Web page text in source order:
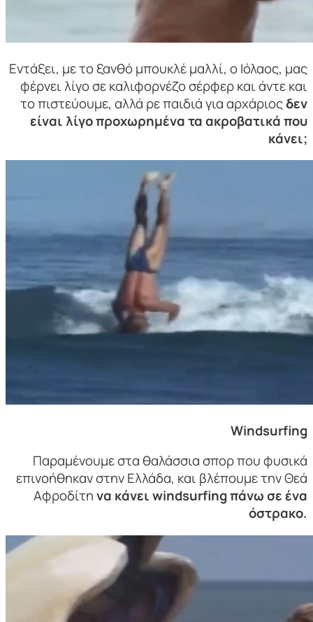
Εντάξει, με το ξανθό μπουκλέ μαλλί, ο Ιόλαος, μας
φέρνει λίγο σε καλιφορνέζο σέρφερ και άντε και
το πιστεύουμε, αλλά ρε παιδιά για αρχάριοςδεν
είναι λίγο προχωρημένα τα ακροβατικά που
κάνει;
Windsurfing
Παραμένουμε στα θαλάσσια σπορ που φυσικά
επινοήθηκαν στην Ελλάδα, και βλέπουμε την Θεά
Αφροδίτηνα κάνει windsurfing πάνω σε ένα
όστρακο.